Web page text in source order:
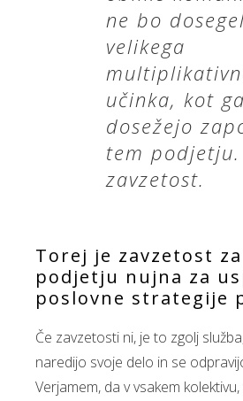
ne bo
velikega
učinka, kot
dosežejo
tem podjetju.
zavzetost.
Torej je zavzetost
podjetju nujna za
poslovne strategije
Če zavzetosti ni, je to zgolj
naredijo svoje delo in se
Verjamem, da v vsakem kolektivu,